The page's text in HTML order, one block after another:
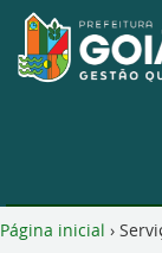
Página inicial ›